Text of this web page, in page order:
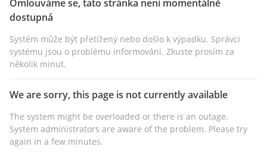
Omlouváme se, tato stránka není momentálně
dostupná
Systém může být přetížený nebo došlo k výpadku. Správci
systému jsou o problému informováni. Zkuste prosím za
několik minut.
We are sorry, this page is not currently available
The system might be overloaded or there is an outage.
System administrators are aware of the problem. Please try
again in a few minutes.